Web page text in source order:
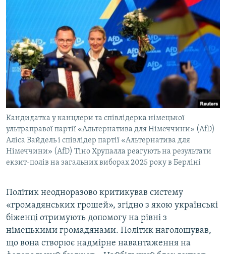
Кандидатка у канцлери та співлідерка німецької
ультраправої партії «Альтернатива для Німеччини» (AfD)
Аліса Вайдель і співлідер партії «Альтернатива для
Німеччини» (AfD) Тіно Хрупалла реагують на результати
екзит-полів на загальних виборах 2025 року в Берліні
Політик неодноразово критикував систему
«громадянських грошей», згідно з якою українські
біженці отримують допомогу на рівні з
німецькими громадянами. Політик наголошував,
що вона створює надмірне навантаження на